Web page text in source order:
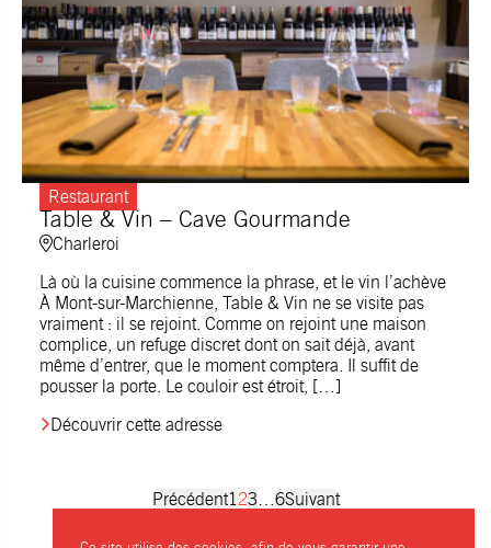
Table & Vin – Cave Gourmande
Restaurant
Charleroi
Là où la cuisine commence la phrase, et le vin l’achève
À Mont-sur-Marchienne, Table & Vin ne se visite pas
vraiment : il se rejoint. Comme on rejoint une maison
complice, un refuge discret dont on sait déjà, avant
même d’entrer, que le moment comptera. Il suffit de
pousser la porte. Le couloir est étroit, […]
Découvrir cette adresse
Posts
Précédent1 23 6Suivant